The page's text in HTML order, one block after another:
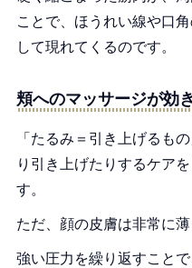
ことで、ほうれい線や口
して現れてくるのです。
頬へのマッサージが効
「たるみ＝引き上げるも
り引き上げたりするケア
す。
ただ、顔の皮膚は非常に薄
強い圧力を繰り返すこと